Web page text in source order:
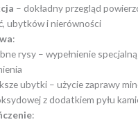
– dokładny przegląd
ubytków i nierówności
:
rysy – wypełnienie
ubytki – użycie zaprawy
z dodatkiem pyłu
: